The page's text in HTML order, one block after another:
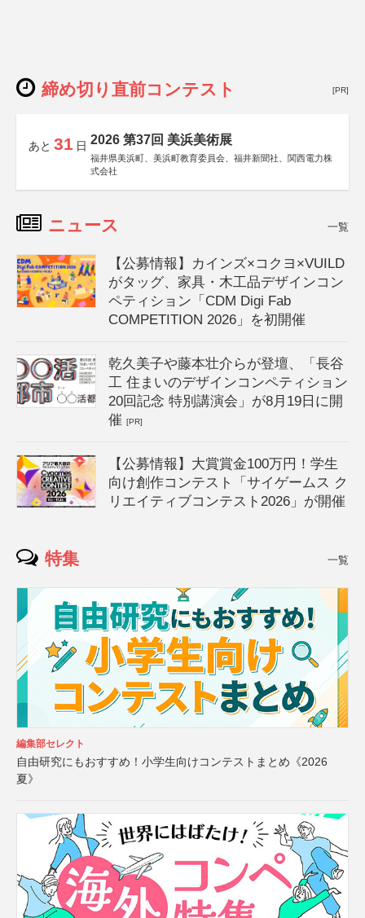
締め切り直前コンテスト [PR]
あと 31 日 2026 第37回 美浜美術展
福井県美浜町、美浜町教育委員会、福井新聞社、関西電力株
式会社
ニュース 一覧
【公募情報】カインズ×コクヨ×VUILD
がタッグ、家具・木工品デザインコン
ペティション「CDM Digi Fab
COMPETITION 2026」を初開催
乾久美子や藤本壮介らが登壇、「長谷
工 住まいのデザインコンペティション
20回記念 特別講演会」が8月19日に開
催[PR]
【公募情報】大賞賞金100万円！学生
向け創作コンテスト「サイゲームス ク
リエイティブコンテスト2026」が開催
特集 一覧
編集部セレクト
自由研究にもおすすめ！小学生向けコンテストまとめ《2026
夏》